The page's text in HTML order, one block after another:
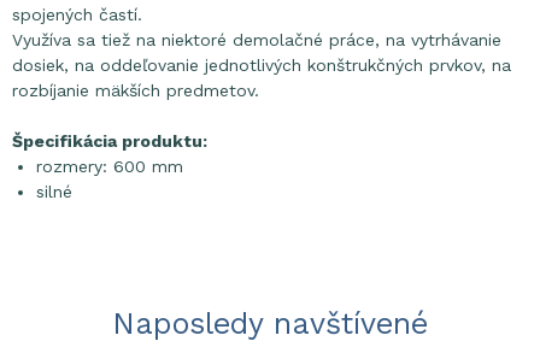
spojených častí.
Využíva sa tiež na niektoré demolačné práce, na vytrhávanie
dosiek, na oddeľovanie jednotlivých konštrukčných prvkov, na
rozbíjanie mäkších predmetov.
Špecifikácia produktu:
rozmery: 600 mm
silné
Naposledy navštívené